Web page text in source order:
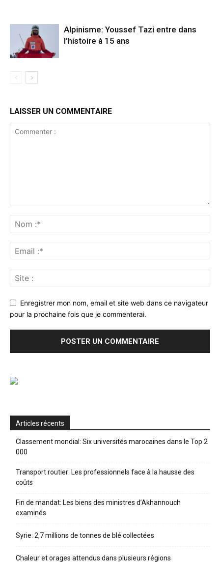
Alpinisme: Youssef Tazi entre dans
l’histoire à 15 ans
LAISSER UN COMMENTAIRE
Enregistrer mon nom, email et site web dans ce navigateur
pour la prochaine fois que je commenterai.
Articles récents
Classement mondial: Six universités marocaines dans le Top 2
000
Transport routier: Les professionnels face à la hausse des
coûts
Fin de mandat: Les biens des ministres d’Akhannouch
examinés
Syrie: 2,7 millions de tonnes de blé collectées
Chaleur et orages attendus dans plusieurs régions